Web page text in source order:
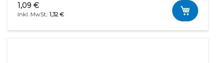
1,32 €
1,09 €